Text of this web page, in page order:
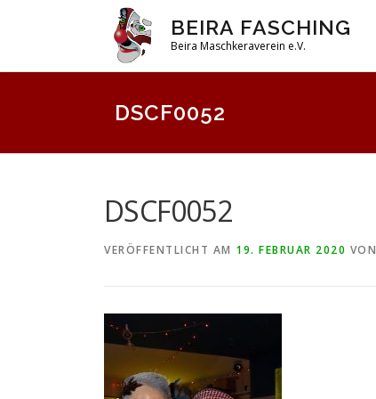
BEIRA FASCHING
Beira Maschkeraverein e.V.
DSCF0052
DSCF0052
VERÖFFENTLICHT AM 19. FEBRUAR 2020 VON